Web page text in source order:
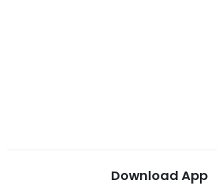
Download App